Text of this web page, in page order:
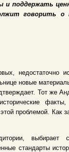
и поддержать
говорить о
недостаточно
новые
Тот же
проблемой. Как
выбирает
стандарты